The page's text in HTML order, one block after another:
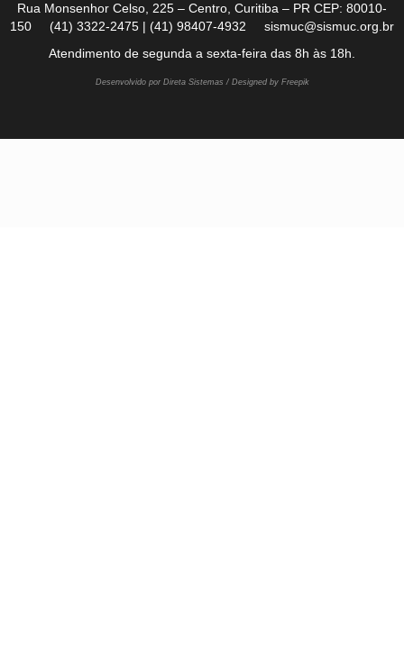
Rua Monsenhor Celso, 225 – Centro, Curitiba – PR CEP: 80010-
150 (41) 3322-2475 | (41) 98407-4932 sismuc@sismuc.org.br
Atendimento de segunda a sexta-feira das 8h às 18h.
Desenvolvido por Direta Sistemas / Designed by Freepik